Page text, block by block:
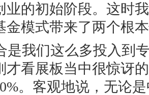
业的初始阶段。这时
金模式带来了两个根
是我们这么多投入到
才看展板当中很惊讶
。客观地说，无论